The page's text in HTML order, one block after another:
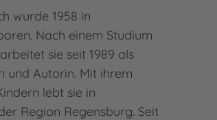
wurde 1958 in
Nach einem Studium
sie seit 1989 als
und Autorin. Mit ihrem
lebt sie in
Region Regensburg. Seit